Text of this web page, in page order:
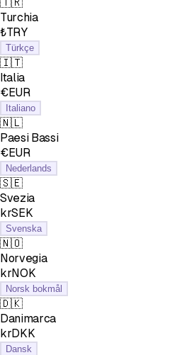
Turchia
₺TRY
Türkçe
🇮🇹
Italia
€EUR
Italiano
🇳🇱
Paesi Bassi
€EUR
Nederlands
🇸🇪
Svezia
krSEK
Svenska
🇳🇴
Norvegia
krNOK
Norsk bokmål
🇩🇰
Danimarca
krDKK
Dansk